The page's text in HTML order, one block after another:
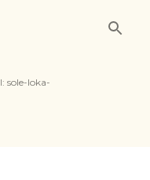
sole-loka-